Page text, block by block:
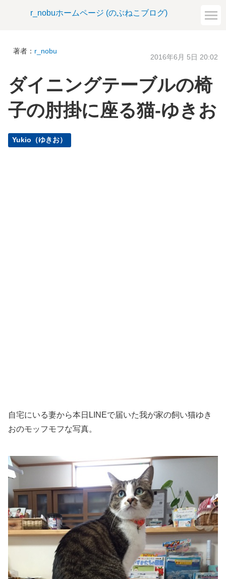
r_nobuホームページ (のぶねこブログ)
著者： r_nobu
2016年6月 5日 20:02
ダイニングテーブルの椅
子の肘掛に座る猫-ゆきお
Yukio（ゆきお）
自宅にいる妻から本日LINEで届いた我が家の飼い猫ゆき
おのモッフモフな写真。